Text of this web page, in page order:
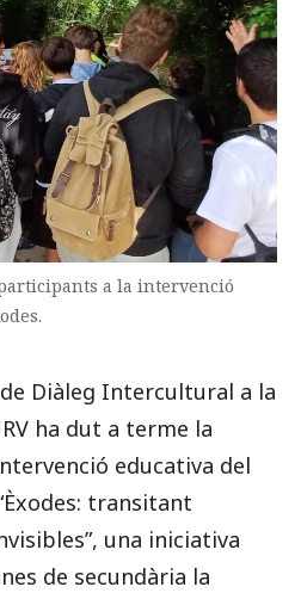
a la intervenció
de Diàleg Intercultural a la
ha dut a terme la
educativa del
transitant
una iniciativa
de secundària la